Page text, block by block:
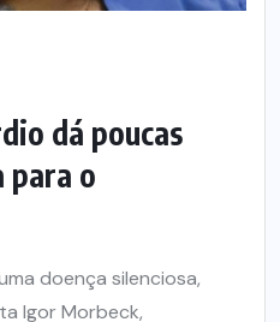
dá poucas
para o
doença silenciosa,
Igor Morbeck,